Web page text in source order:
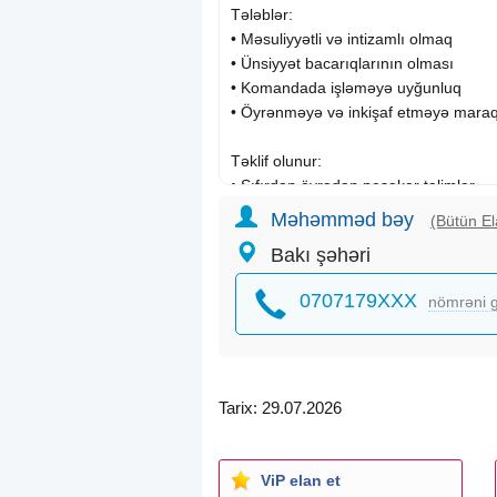
Tələblər:
• Məsuliyyətli və intizamlı olmaq
• Ünsiyyət bacarıqlarının olması
• Komandada işləməyə uyğunluq
• Öyrənməyə və inkişaf etməyə maraq
Təklif olunur:
• Sıfırdan öyrədən peşəkar təlimlər
• Daimi dəstək və mentorluq
• Stabil gəlir imkanı və artan qazanc
• Karyera yüksəlişi və şəxsi inkişaf
Təcrübə vacib deyil – əsas olan
Məhəmməd bəy (Bütün
Bakı şəhəri
0707179XXX nömrəni
Tarix: 29.07.2026
ViP elan et